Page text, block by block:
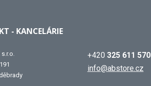
- KANCELÁRIE
+420 325 611 570
info@abstore.cz